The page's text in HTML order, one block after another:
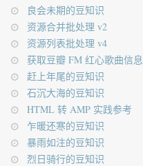
良会未期的豆知识
资源合并批处理 v2
资源列表批处理 v4
获取豆瓣 FM 红心歌曲信息
赶上年尾的豆知识
石沉大海的豆知识
HTML 转 AMP 实践参考
乍暖还寒的豆知识
暴雨如注的豆知识
烈日骑行的豆知识